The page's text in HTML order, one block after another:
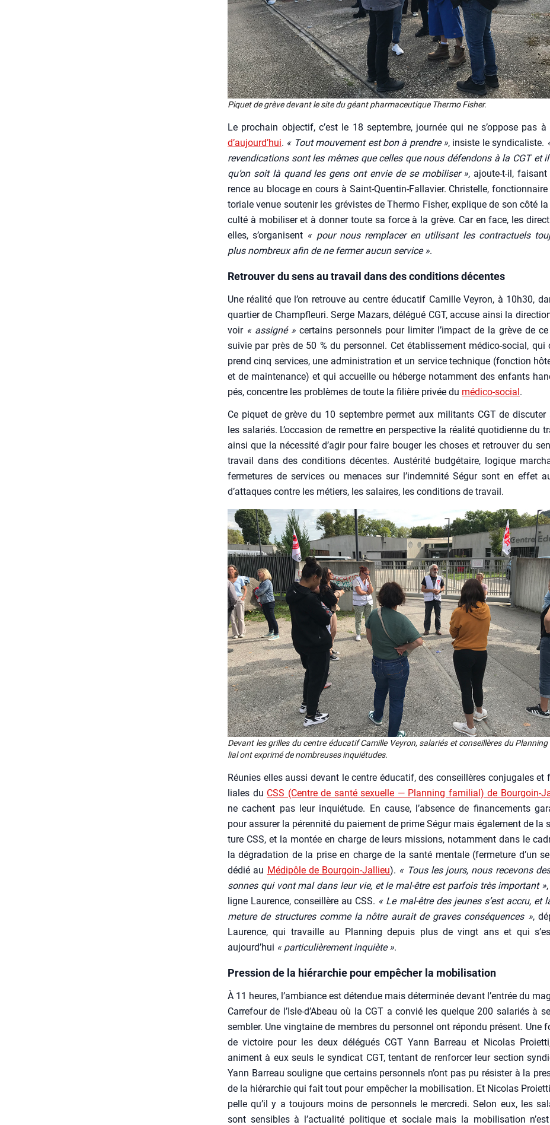
Piquet de grève devant le site du géant phar­ma­ceu­tique Ther­mo Fisher.
Le pro­chain objec­tif, c’est le 18 sep­tembre, jour­née qui ne s’oppose pas à
d’aujourd’hui. « Tout mou­ve­ment est bon à prendre », insiste le syn­di­ca­liste.
reven­di­ca­tions sont les mêmes que celles que nous défen­dons à la CGT et
qu’on soit là quand les gens ont envie de se mobi­li­ser », ajoute-t-il,
rence au blo­cage en cours à Saint-Quen­tin-Fal­la­vier. Chris­telle,
to­riale venue sou­te­nir les gré­vistes de Ther­mo Fisher, explique de son côté
cul­té à mobi­li­ser et à don­ner toute sa force à la grève. Car en face, les
elles, s’organisent « pour nous rem­pla­cer en uti­li­sant les contrac­tuels
plus nom­breux afin de ne fer­mer aucun ser­vice ».
Retrouver du sens au travail dans des conditions décentes
Une réa­li­té que l’on retrouve au centre édu­ca­tif Camille Vey­ron, à 10h30,
quar­tier de Champ­fleu­ri. Serge Mazars, délé­gué CGT, accuse ain­si la
voir « assi­gné » cer­tains per­son­nels pour limi­ter l’impact de la grève de ce
sui­vie par près de 50 % du per­son­nel. Cet éta­blis­se­ment médi­co-social,
prend cinq ser­vices, une admi­nis­tra­tion et un ser­vice tech­nique (fonc­tion
et de main­te­nance) et qui accueille ou héberge notam­ment des enfants
pés, concentre les pro­blèmes de toute la filière pri­vée du médi­co-social.
Ce piquet de grève du 10 sep­tembre per­met aux mili­tants CGT de dis­cu­ter
les sala­riés. L’oc­ca­sion de remettre en pers­pec­tive la réa­li­té quo­ti­dienne du
ain­si que la néces­si­té d’agir pour faire bou­ger les choses et retrou­ver du
tra­vail dans des condi­tions décentes. Aus­té­ri­té bud­gé­taire, logique
fer­me­tures de ser­vices ou menaces sur l’indemnité Ségur sont en effet
d’attaques contre les métiers, les salaires, les condi­tions de tra­vail.
Devant les grilles du centre édu­ca­tif Camille Vey­ron, sala­riés et conseillères du
lial ont expri­mé de nom­breuses inquié­tudes.
Réunies elles aus­si devant le centre édu­ca­tif, des conseillères conju­gales
liales du CSS (Centre de san­té sexuelle — Plan­ning fami­lial) de Bour­goin-
ne cachent pas leur inquié­tude. En cause, l’absence de finan­ce­ments
pour assu­rer la péren­ni­té du paie­ment de prime Ségur mais éga­le­ment de la
ture CSS, et la mon­tée en charge de leurs mis­sions, notam­ment dans le
la dégra­da­tion de la prise en charge de la san­té men­tale (fer­me­ture d’un
dédié au Médi­pôle de Bour­goin-Jal­lieu). « Tous les jours, nous rece­vons
sonnes qui vont mal dans leur vie, et le mal-être est par­fois très impor­tant »
ligne Lau­rence, conseillère au CSS. « Le mal-être des jeunes s’est accru, et
me­ture de struc­tures comme la nôtre aurait de graves consé­quences »,
Lau­rence, qui tra­vaille au Plan­ning depuis plus de vingt ans et qui
aujourd’hui « par­ti­cu­liè­re­ment inquiète ».
Pression de la hiérarchie pour empêcher la mobilisation
À 11 heures, l’ambiance est déten­due mais déter­mi­née devant l’entrée du
Car­re­four de l’Isle‑d’Abeau où la CGT a convié les quelque 200 sala­riés à
sem­bler. Une ving­taine de membres du per­son­nel ont répon­du pré­sent. Une
de vic­toire pour les deux délé­gués CGT Yann Bar­reau et Nico­las
animent à eux seuls le syn­di­cat CGT, ten­tant de ren­for­cer leur sec­tion
Yann Bar­reau sou­ligne que cer­tains per­son­nels n’ont pas pu résis­ter à la
de la hié­rar­chie qui fait tout pour empê­cher la mobi­li­sa­tion. Et Nico­las
pelle qu’il y a tou­jours moins de per­son­nels le mer­cre­di. Selon eux, les
sont sen­sibles à l’ac­tua­li­té poli­tique et sociale mais la mobi­li­sa­tion